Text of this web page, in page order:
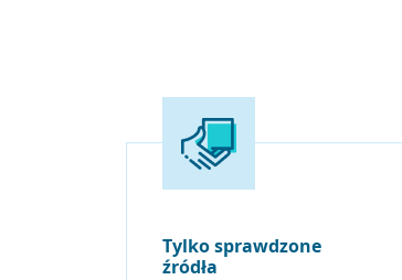
Tylko sprawdzone
źródła